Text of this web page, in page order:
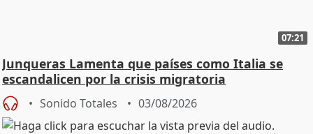
07:21
Junqueras Lamenta que países como Italia se
escandalicen por la crisis migratoria
Sonido Totales 03/08/2026